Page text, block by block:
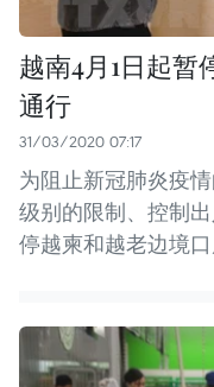
越南4月1日起暂
通行
31/03/2020 07:17
为阻止新冠肺炎疫
级别的限制、控制
停越柬和越老边境口